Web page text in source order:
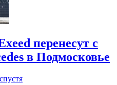
перенесут с
в Подмосковье